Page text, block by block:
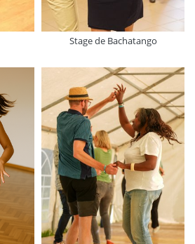
Stage de Bachatango